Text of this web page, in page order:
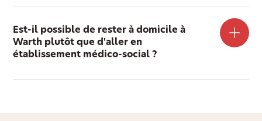
Est-il possible de rester à domicile à
Warth plutôt que d'aller en
établissement médico-social ?